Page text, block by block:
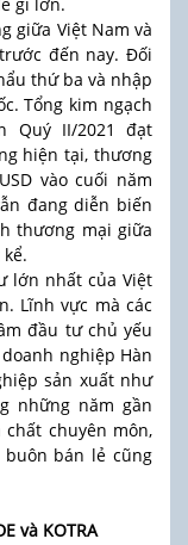
giữa Việt Nam và
đến nay. Đối
thứ ba và nhập
Tổng kim ngạch
Quý II/2021 đạt
hiện tại, thương
vào cuối năm
đang diễn biến
thương mại giữa
lớn nhất của Việt
Lĩnh vực mà các
đầu tư chủ yếu
nghiệp Hàn
sản xuất như
những năm gần
chuyên môn,
bán lẻ cũng
và KOTRA